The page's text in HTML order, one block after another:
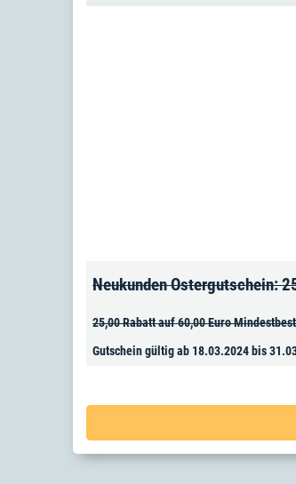
Neukunden Ostergutschein:
25,00 Rabatt auf 60,00 Euro
Gutschein gültig ab 18.03.2024 bis